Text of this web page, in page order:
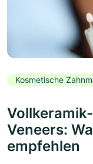
Kosmetische
Veneers:
empfehlen